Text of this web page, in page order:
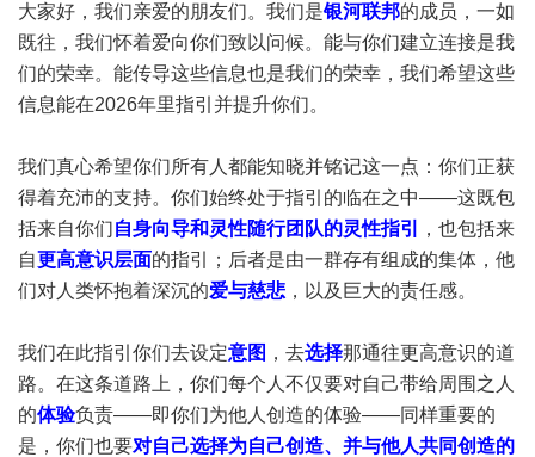
大家好，我们亲爱的朋友们。我们是银河联邦的成员，一如
既往，我们怀着爱向你们致以问候。能与你们建立连接是我
们的荣幸。能传导这些信息也是我们的荣幸，我们希望这些
信息能在2026年里指引并提升你们。
我们真心希望你们所有人都能知晓并铭记这一点：你们正获
得着充沛的支持。你们始终处于指引的临在之中——这既包
括来自你们自身向导和灵性随行团队的灵性指引
，也包括来
自更高意识层面的指引；后者是由一群存有组成的集体，他
们对人类怀抱着深沉的爱与慈悲 ，以及巨大的责任感。
我们在此指引你们去设定意图 ，去选择那通往更高意识的道
路。在这条道路上，你们每个人不仅要对自己带给周围之人
的体验负责——即你们为他人创造的体验——同样重要的
是，你们也要对自己选择为自己创造、并与他人共同创造的